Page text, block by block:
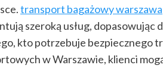
transport bagażowy warszawa
szeroką usług, dopasowując
kto potrzebuje bezpiecznego
w Warszawie, klienci